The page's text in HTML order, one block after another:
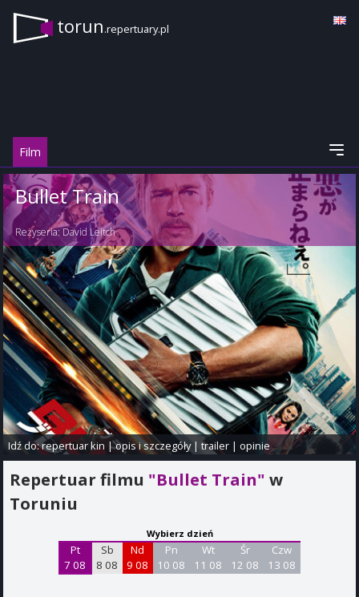
torun.repertuary.pl
Film
Bullet Train
Reżyseria:David Leitch
Idź do:repertuar kin |opis i szczegóły|trailer |opinie
Repertuar filmu "Bullet Train" w
Toruniu
Wybierz dzień
Pt
7 08
Sb
8 08
Nd
9 08
Pn
10 08
Wt
11 08
Śr
12 08
Czw
13 08